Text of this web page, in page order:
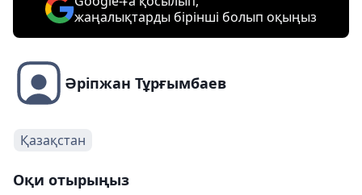
жаңалықтарды бірінші болып оқыңыз
Әріпжан Тұрғымбаев
Қазақстан
Оқи отырыңыз